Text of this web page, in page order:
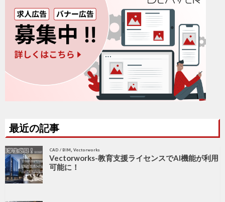
最近の記事
CAD / BIM Vectorworks
Vectorworks-教育支援ライセンスでAI機能が利用
可能に！